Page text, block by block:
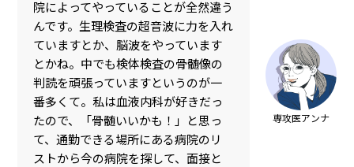
専攻医アンナ
院によってやっていることが全然違う
んです。生理検査の超音波に力を入れ
ていますとか、脳波をやっています
とかね。中でも検体検査の骨髄像の
判読を頑張っていますというのが一
番多くて。私は血液内科が好きだっ
たので、「骨髄いいかも！」と思っ
て、通勤できる場所にある病院のリ
ストから今の病院を探して、面接と